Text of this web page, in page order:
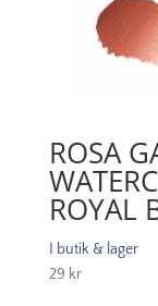
ROSA
ROYAL
I butik & lager
29 kr